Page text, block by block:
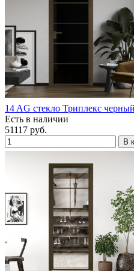
14 AG стекло Триплекс
Есть в наличии
51117 руб.
В